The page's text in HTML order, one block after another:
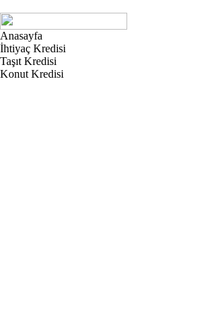
Anasayfa
İhtiyaç Kredisi
Taşıt Kredisi
Konut Kredisi